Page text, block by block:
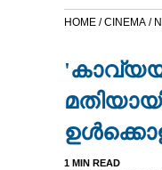
NEWS 360
CASE DIARY
HOME /CINEMA /
1 MIN READ